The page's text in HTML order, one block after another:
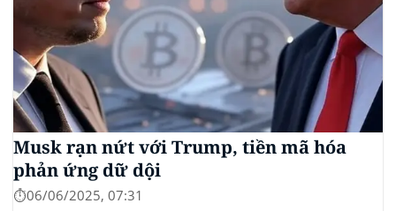
Musk rạn nứt với Trump, tiền mã hóa
phản ứng dữ dội
⏱️06/06/2025, 07:31